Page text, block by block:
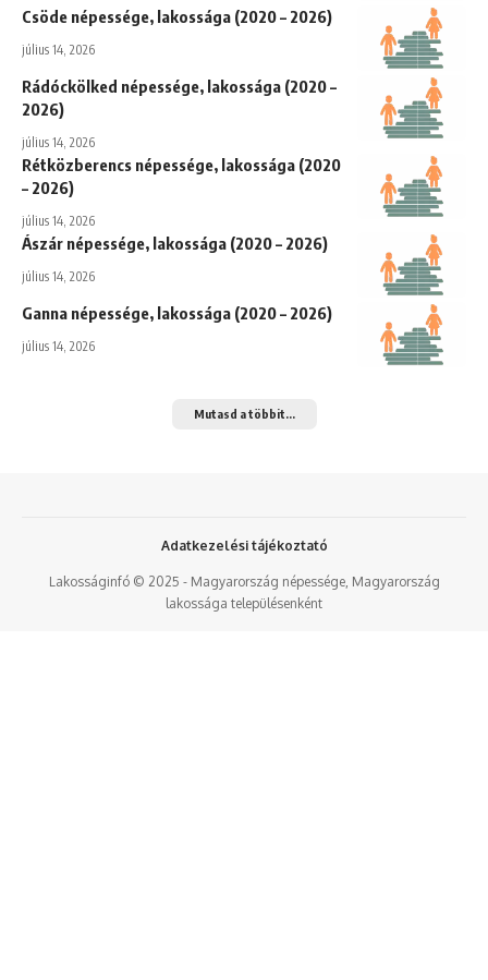
Csöde népessége, lakossága (2020 – 2026)
július 14, 2026
Rádóckölked népessége, lakossága (2020 –
2026)
július 14, 2026
Rétközberencs népessége, lakossága (2020
– 2026)
július 14, 2026
Ászár népessége, lakossága (2020 – 2026)
július 14, 2026
Ganna népessége, lakossága (2020 – 2026)
július 14, 2026
Mutasd a többit...
Lakosságinfó © 2025 - Magyarország népessége, Magyarország
lakossága településenként
Adatkezelési tájékoztató